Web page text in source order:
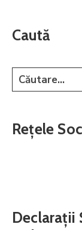
Caută
Rețele
Declarații